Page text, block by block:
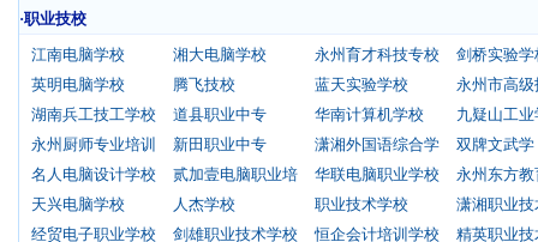
·职业技校
江南电脑学校
湘大电脑学校 永州育才科技专校
剑桥实验学
英明电脑学校
腾飞技校 蓝天实验学校
永州市高级
湖南兵工技工学校
道县职业中专 华南计算机学校
九疑山工业
永州厨师专业培训
新田职业中专 潇湘外国语综合学
双牌文武学
名人电脑设计学校
贰加壹电脑职业培 华联电脑职业学校
永州东方教
天兴电脑学校
人杰学校 职业技术学校
潇湘职业技
经贸电子职业学校
剑雄职业技术学校 恒企会计培训学校 精英职业技